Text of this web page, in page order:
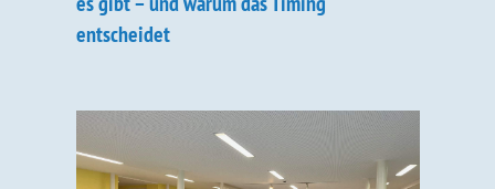
entscheidet